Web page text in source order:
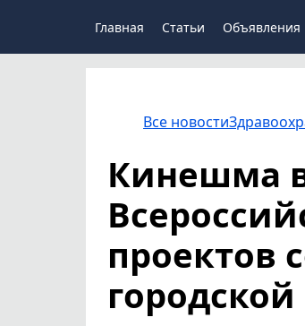
Главная Статьи Объявления
Все новости
Кинешма
проектов